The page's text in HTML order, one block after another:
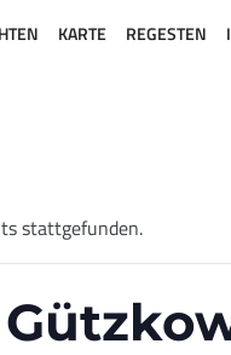
KARTE REGESTEN
stattgefunden.